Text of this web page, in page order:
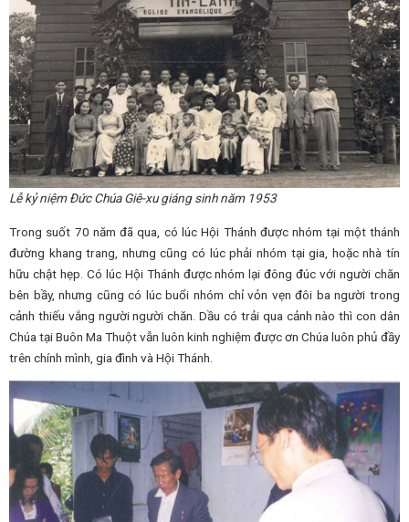
Lễ kỷ niệm Đức Chúa Giê-xu giáng sinh năm 1953
Trong suốt 70 năm đã qua, có lúc Hội Thánh được nhóm tại một thánh
đường khang trang, nhưng cũng có lúc phải nhóm tại gia, hoặc nhà tín
hữu chật hẹp. Có lúc Hội Thánh được nhóm lại đông đúc với người chăn
bên bầy, nhưng cũng có lúc buổi nhóm chỉ vỏn vẹn đôi ba người trong
cảnh thiếu vắng người người chăn. Dầu có trải qua cảnh nào thì con dân
Chúa tại Buôn Ma Thuột vẫn luôn kinh nghiệm được ơn Chúa luôn phủ đầy
trên chính mình, gia đình và Hội Thánh.